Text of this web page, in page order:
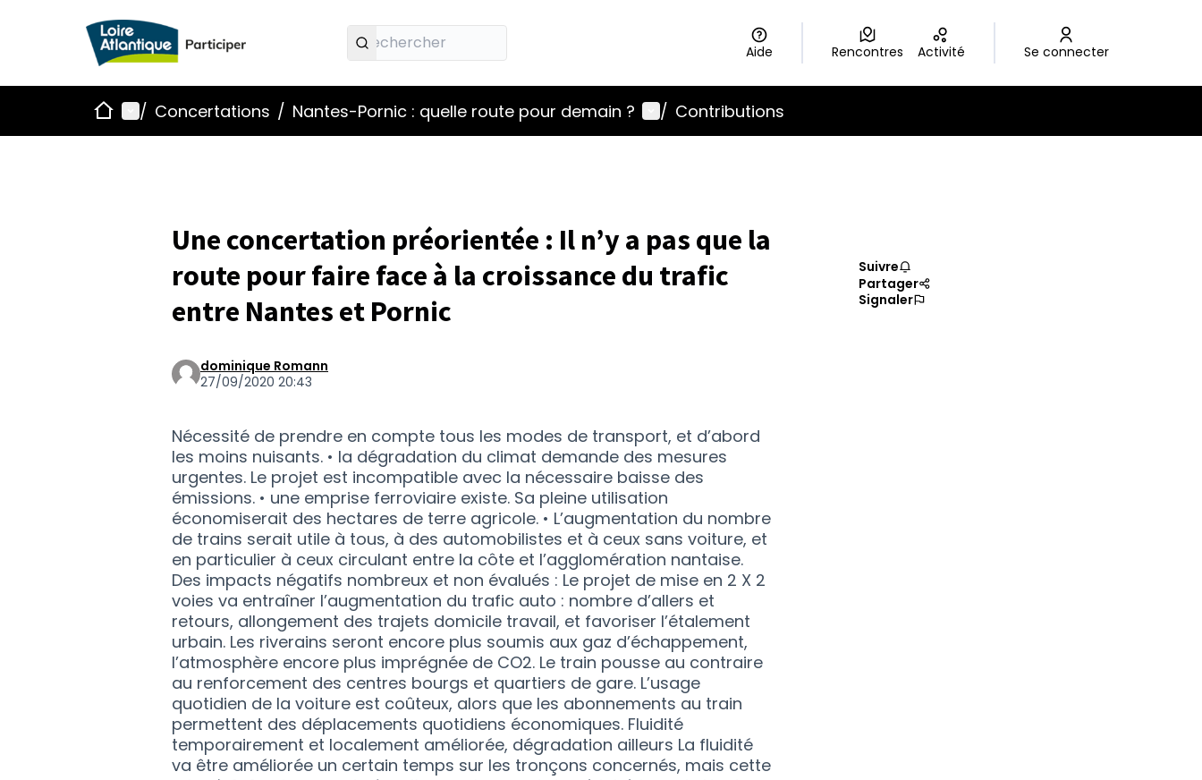
Aide Rencontres Activité Se connecter
AccueilMenu principal
/ Concertations / Nantes-Pornic : quelle route pour demain ? Menu utilisateur
/ Contributions
Une concertation préorientée : Il n’y a pas que la
route pour faire face à la croissance du trafic
entre Nantes et Pornic
dominique Romann
27/09/2020 20:43
Nécessité de prendre en compte tous les modes de transport, et d’abord
les moins nuisants. • la dégradation du climat demande des mesures
urgentes. Le projet est incompatible avec la nécessaire baisse des
émissions. • une emprise ferroviaire existe. Sa pleine utilisation
économiserait des hectares de terre agricole. • L’augmentation du nombre
de trains serait utile à tous, à des automobilistes et à ceux sans voiture, et
en particulier à ceux circulant entre la côte et l’agglomération nantaise.
Des impacts négatifs nombreux et non évalués : Le projet de mise en 2 X 2
voies va entraîner l’augmentation du trafic auto : nombre d’allers et
retours, allongement des trajets domicile travail, et favoriser l’étalement
urbain. Les riverains seront encore plus soumis aux gaz d’échappement,
l’atmosphère encore plus imprégnée de CO2. Le train pousse au contraire
au renforcement des centres bourgs et quartiers de gare. L’usage
quotidien de la voiture est coûteux, alors que les abonnements au train
permettent des déplacements quotidiens économiques. Fluidité
temporairement et localement améliorée, dégradation ailleurs La fluidité
va être améliorée un certain temps sur les tronçons concernés, mais cette
Suivre
Partager
Signaler